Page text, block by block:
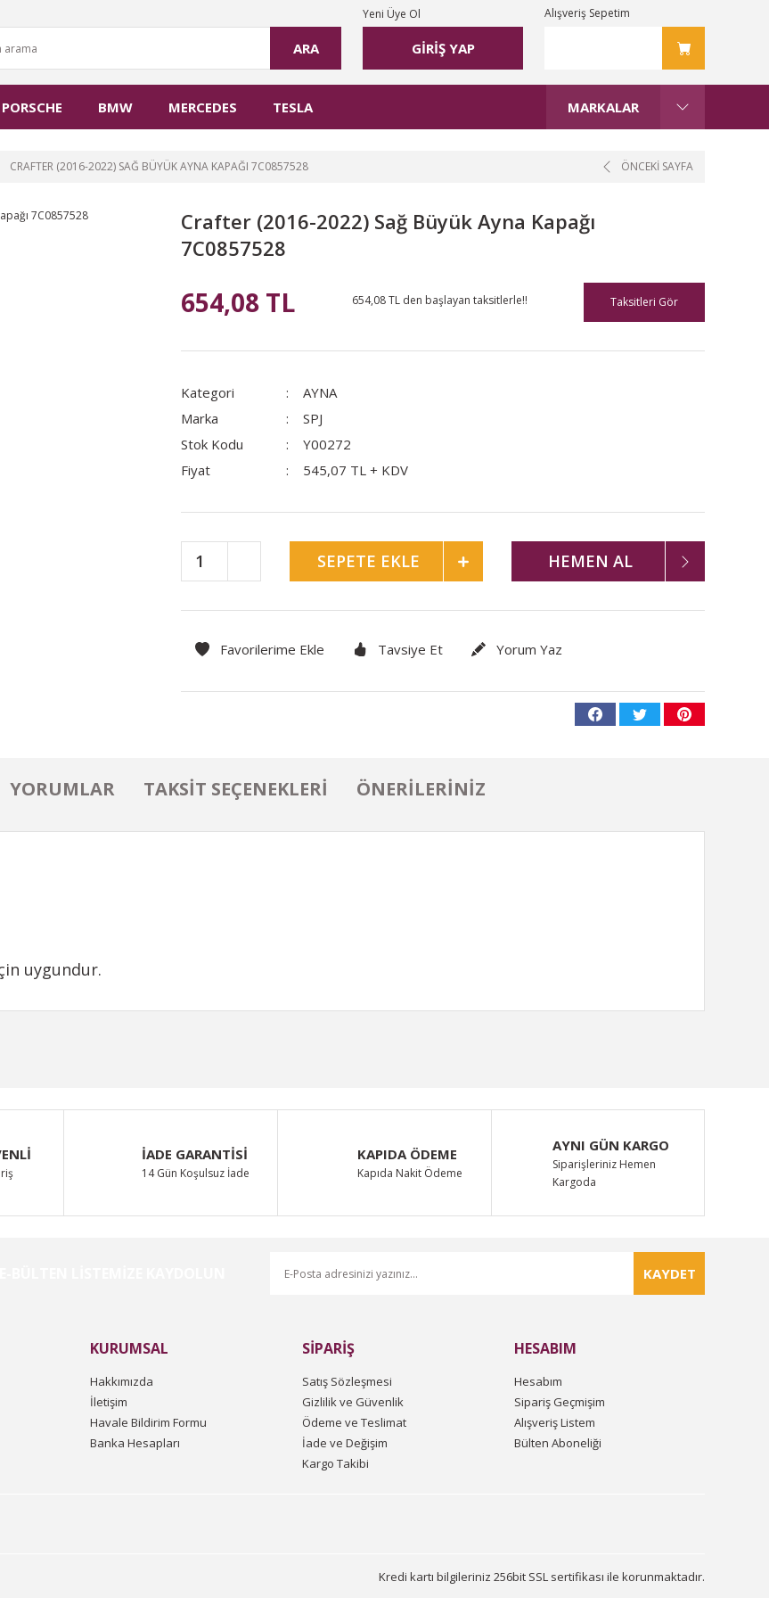
ARA GİRİŞ YAP
Yeni Üye Ol Alışveriş Sepetim
PORSCHE BMW MERCEDES TESLA MARKALAR
CRAFTER (2016-2022) SAĞ BÜYÜK AYNA KAPAĞI 7C0857528 ÖNCEKİ SAYFA
Crafter (2016-2022) Sağ Büyük Ayna Kapağı
7C0857528
654,08 TL 654,08 TL den başlayan taksitlerle!! Taksitleri Gör
Kategori
AYNA
Marka
SPJ
Stok Kodu
Y00272
Fiyat
545,07 TL + KDV
SEPETE EKLE HEMEN AL
Tavsiye Et Yorum Yaz
YORUMLAR TAKSIT SEÇENEKLERI ÖNERILERINIZ
uygundur.
yetersiz gördüğünüz noktaları öneri formunu kullanarak tarafımıza iletebilirsiniz.
İADE GARANTİSİ
14 Gün Koşulsuz İade
KAPIDA ÖDEME
Kapıda Nakit Ödeme
AYNI GÜN KARGO
Siparişleriniz Hemen
Kargoda
KAYDET
KURUMSAL
Hakkımızda
İletişim
Havale Bildirim Formu
Banka Hesapları
SİPARİŞ
Satış Sözleşmesi
Gizlilik ve Güvenlik
Ödeme ve Teslimat
İade ve Değişim
Kargo Takibi
HESABIM
Hesabım
Sipariş Geçmişim
Alışveriş Listem
Bülten Aboneliği
Kredi kartı bilgileriniz 256bit SSL sertifikası ile korunmaktadır.